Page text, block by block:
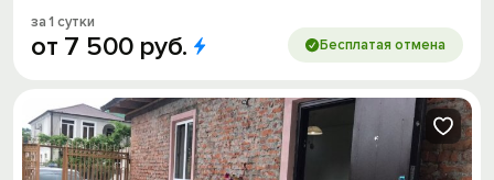
за 1 сутки
от 7 500 руб. Бесплатая отмена